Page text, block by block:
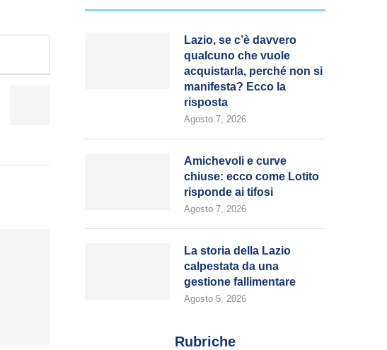
Lazio, se c’è davvero
qualcuno che vuole
acquistarla, perché non si
manifesta? Ecco la
risposta
Agosto 7, 2026
Amichevoli e curve
chiuse: ecco come Lotito
risponde ai tifosi
Agosto 7, 2026
La storia della Lazio
calpestata da una
gestione fallimentare
Agosto 5, 2026
Rubriche